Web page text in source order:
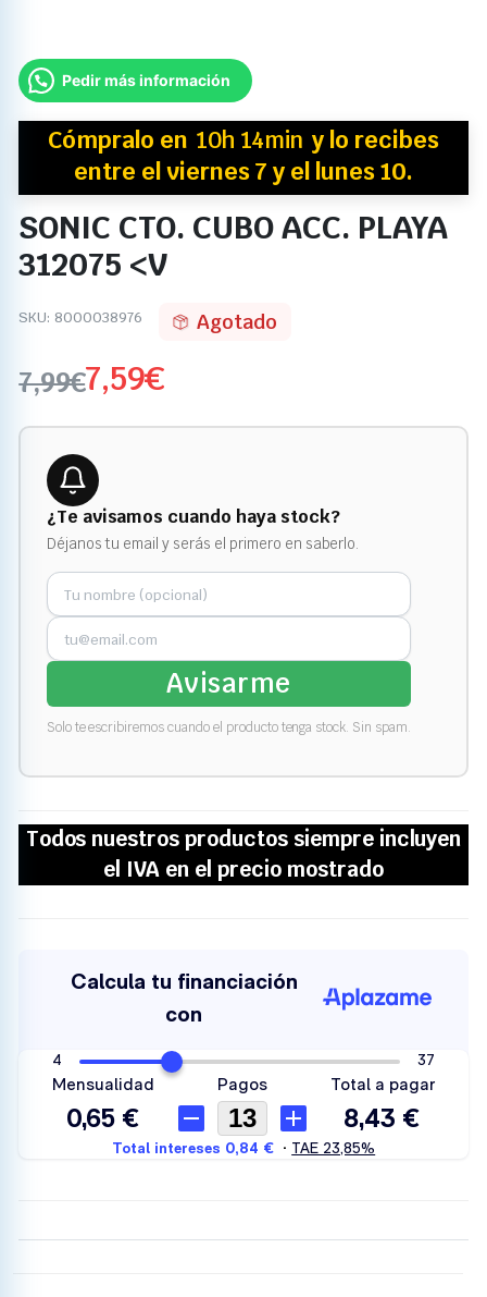
Pedir más información
Cómpralo en 10h 14min y lo recibes
entre el viernes 7 y el lunes 10.
SONIC CTO. CUBO ACC. PLAYA
312075 <V
SKU: 8000038976 Agotado
7,99€7,59€
¿Te avisamos cuando haya stock?
Déjanos tu email y serás el primero en saberlo.
Avisarme
Solo te escribiremos cuando el producto tenga stock. Sin spam.